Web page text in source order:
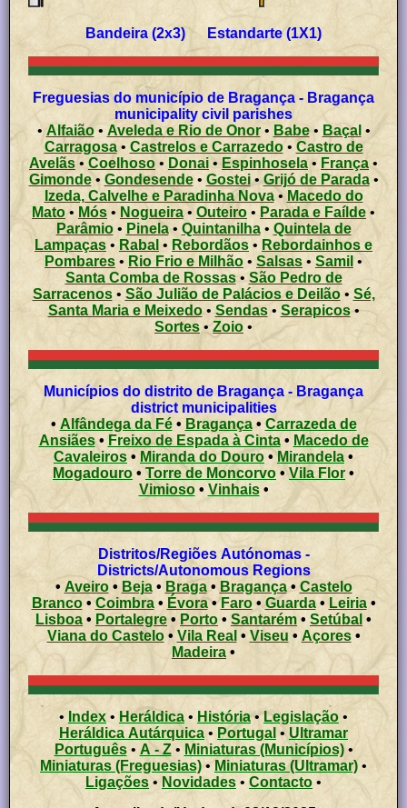
Bandeira (2x3) Estandarte (1X1)
Freguesias do município de Bragança - Bragança
municipality civil parishes
•Alfaião• Aveleda e Rio de Onor• Babe• Baçal •
Carragosa• Castrelos e Carrazedo• Castro de
Avelãs • Coelhoso • Donai • Espinhosela • França •
Gimonde•Gondesende• Gostei•Grijó de Parada•
Izeda, Calvelhe e Paradinha Nova• Macedo do
Mato • Mós • Nogueira • Outeiro • Parada e Faílde•
Parâmio• Pinela• Quintanilha• Quintela de
Lampaças • Rabal • Rebordãos • Rebordainhos e
Pombares • Rio Frio e Milhão • Salsas • Samil •
Santa Comba de Rossas•São Pedro de
Sarracenos• São Julião de Palácios e Deilão•Sé,
Santa Maria e Meixedo•Sendas• Serapicos•
Sortes •Zoio •
Municípios do distrito de Bragança - Bragança
district municipalities
• Alfândega da Fé• Bragança• Carrazeda de
Ansiães• Freixo de Espada à Cinta• Macedo de
Cavaleiros • Miranda do Douro •Mirandela •
Mogadouro • Torre de Moncorvo •Vila Flor •
Vimioso• Vinhais•
Distritos/Regiões Autónomas -
Districts/Autonomous Regions
• Aveiro• Beja• Braga• Bragança• Castelo
Branco•Coimbra• Évora•Faro•Guarda• Leiria•
Lisboa • Portalegre • Porto • Santarém • Setúbal •
Viana do Castelo•Vila Real • Viseu • Açores •
Madeira •
• Index • Heráldica • História •Legislação •
Heráldica Autárquica • Portugal • Ultramar
Português• A - Z• Miniaturas (Municípios)•
Miniaturas (Freguesias) •Miniaturas (Ultramar) •
Ligações•Novidades• Contacto •